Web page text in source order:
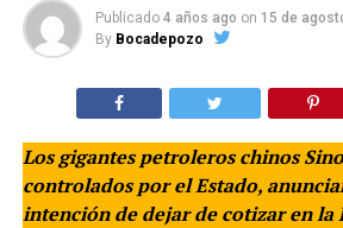
Publicado 4 años ago on 15 de
By Bocadepozo
Los gigantes petroleros chinos
controlados por el Estado,
intención de dejar de cotizar en la